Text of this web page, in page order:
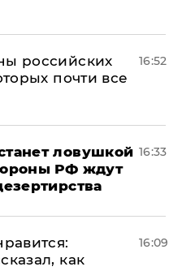
российских
почти все
16:52
ловушкой
РФ ждут
16:33
как
16:09